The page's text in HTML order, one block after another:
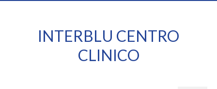
INTERBLU CENTRO
CLINICO